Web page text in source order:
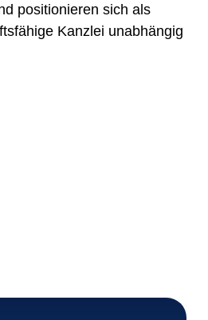
positionieren sich als
Kanzlei unabhängig